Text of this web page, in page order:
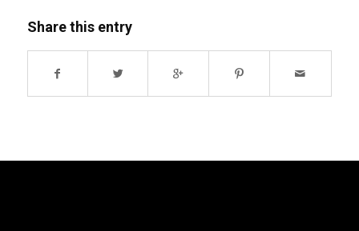
Share this entry